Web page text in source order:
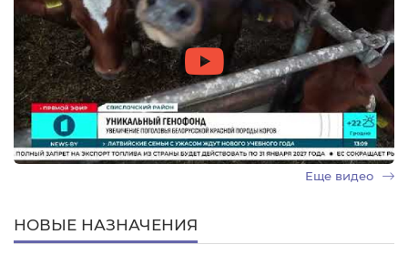
Еще видео
НОВЫЕ НАЗНАЧЕНИЯ